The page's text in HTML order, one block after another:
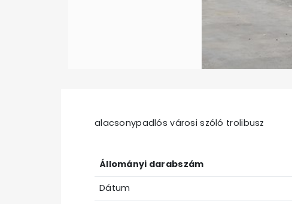
alacsonypadlós városi szóló trolibusz
Állományi darabszám
Dátum